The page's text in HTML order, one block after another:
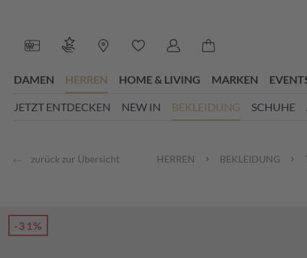
Du hast 0 Produkte auf dem
DAMEN HERREN HOME & LIVING MARKEN
JETZT ENTDECKEN NEW IN BEKLEIDUNG SCHUHE
zurück zur Übersicht HERREN BEKLEIDUNG
-31%